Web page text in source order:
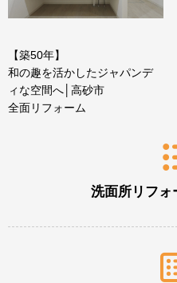
【築50年】
和の趣を活かしたジャパンデ
ィな空間へ│高砂市
全面リフォーム
洗面所リフォ